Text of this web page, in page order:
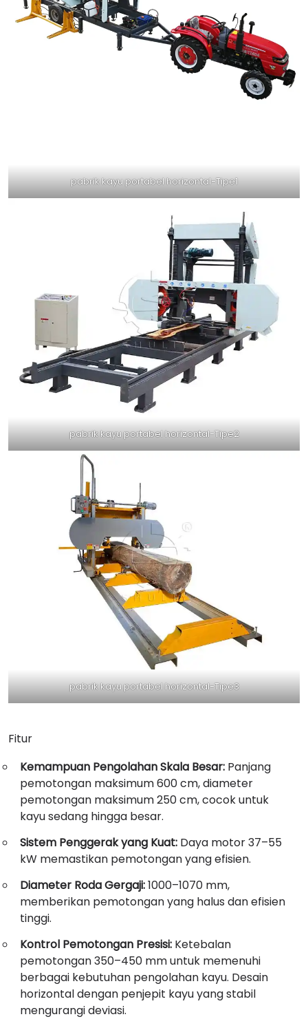
pabrik kayu portabel horizontal-Tipe1
pabrik kayu portabel horizontal-Tipe2
pabrik kayu portabel horizontal-Tipe3
Fitur
Kemampuan Pengolahan Skala Besar: Panjang
pemotongan maksimum 600 cm, diameter
pemotongan maksimum 250 cm, cocok untuk
kayu sedang hingga besar.
Sistem Penggerak yang Kuat: Daya motor 37–55
kW memastikan pemotongan yang efisien.
Diameter Roda Gergaji:1000–1070 mm,
memberikan pemotongan yang halus dan efisien
tinggi.
Kontrol Pemotongan Presisi: Ketebalan
pemotongan 350–450 mm untuk memenuhi
berbagai kebutuhan pengolahan kayu. Desain
horizontal dengan penjepit kayu yang stabil
mengurangi deviasi.